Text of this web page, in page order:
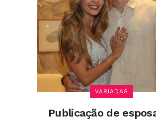
VARIADAS
Publicação de